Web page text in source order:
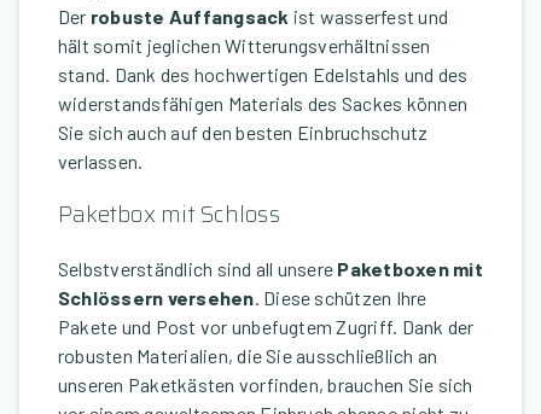
Der robuste Auffangsack ist wasserfest und
hält somit jeglichen Witterungsverhältnissen
stand. Dank des hochwertigen Edelstahls und des
widerstandsfähigen Materials des Sackes können
Sie sich auch auf den besten Einbruchschutz
verlassen.
Paketbox mit Schloss
Selbstverständlich sind all unsere Paketboxen mit
Schlössern versehen. Diese schützen Ihre
Pakete und Post vor unbefugtem Zugriff. Dank der
robusten Materialien, die Sie ausschließlich an
unseren Paketkästen vorfinden, brauchen Sie sich